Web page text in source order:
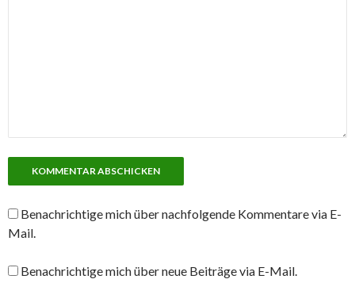
Benachrichtige mich über nachfolgende Kommentare via E-
Mail.
Benachrichtige mich über neue Beiträge via E-Mail.